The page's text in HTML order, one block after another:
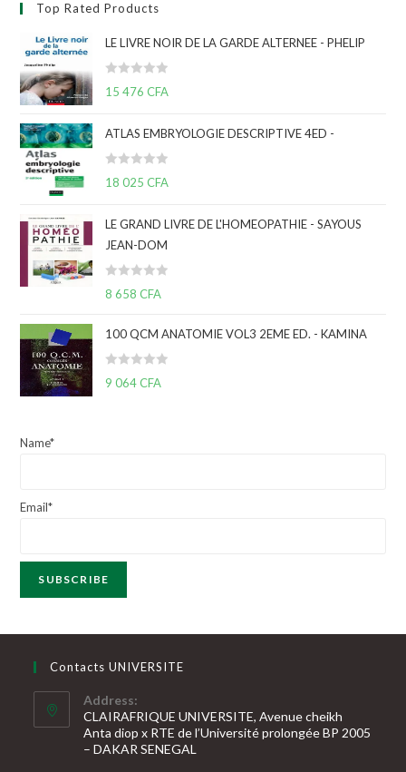
Top Rated Products
LE LIVRE NOIR DE LA GARDE ALTERNEE - PHELIP
N
0
s
r
5
15 476CFA
ATLAS EMBRYOLOGIE DESCRIPTIVE 4ED -
N
0
s
u
5
18 025CFA
LE GRAND LIVRE DE L'HOMEOPATHIE - SAYOUS
JEAN-DOM
N
0
s
8 658CFA
100 QCM ANATOMIE VOL3 2EME ED. - KAMINA
N
9 064CFA
Name*
Email*
Contacts UNIVERSITE
Address:
CLAIRAFRIQUE UNIVERSITE, Avenue cheikh
Anta diop x RTE de l’Université prolongée BP 2005
– DAKAR SENEGAL